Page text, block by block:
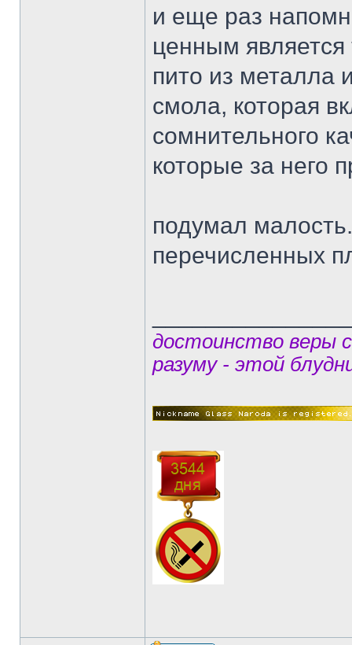
и еще раз
ценным является
пито из металла
смола, которая
сомнительного
которые за него
подумал
перечисленных
достоинство веры
разуму - этой